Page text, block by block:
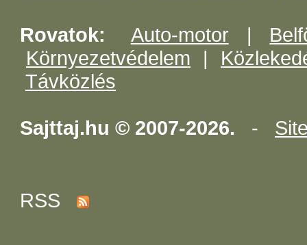
Rovatok: Auto-motor|
Környezetvédelem |
Távközlés
Sajttaj.hu © 2007-2026. -
RSS